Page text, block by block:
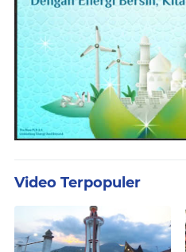
Video Terpopuler